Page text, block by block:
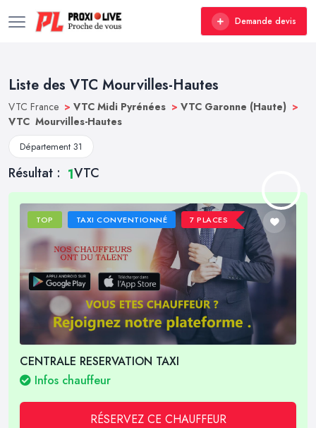
Demande devis
Liste des VTC Mourvilles-Hautes
VTC France > VTC Midi Pyrénées > VTC Garonne (Haute) >
VTC Mourvilles-Hautes
Département 31
Résultat : 1VTC
TOP TAXI CONVENTIONNÉ 7 PLACES
CENTRALE RESERVATION TAXI
Infos chauffeur
RÉSERVEZ CE CHAUFFEUR